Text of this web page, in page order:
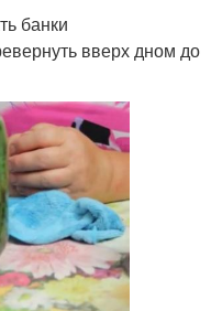
банки
вверх дном до